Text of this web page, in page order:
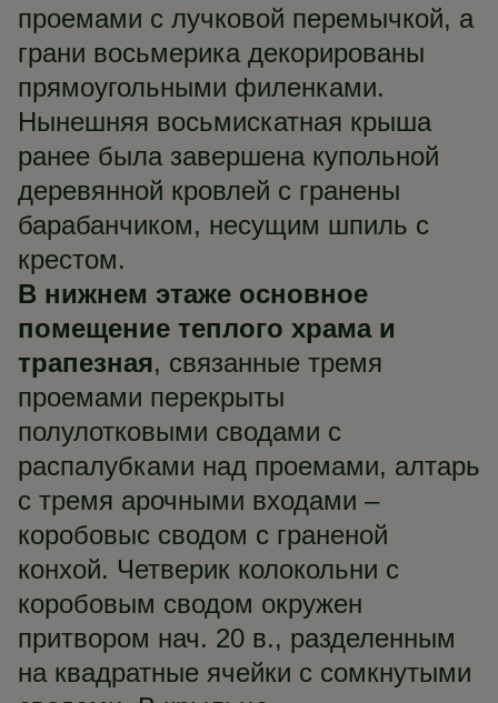
проемами с лучковой перемычкой, а
грани восьмерика декорированы
прямоугольными филенками.
Нынешняя восьмискатная крыша
ранее была завершена купольной
деревянной кровлей с гранены
барабанчиком, несущим шпиль с
крестом.
В нижнем этаже основное
помещение теплого храма и
трапезная, связанные тремя
проемами перекрыты
полулотковыми сводами с
распалубками над проемами, алтарь
с тремя арочными входами –
коробовыс сводом с граненой
конхой. Четверик колокольни с
коробовым сводом окружен
притвором нач. 20 в., разделенным
на квадратные ячейки с сомкнутыми